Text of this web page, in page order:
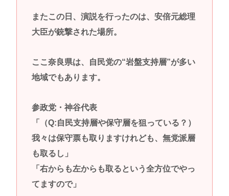
またこの日、演説を行ったのは、安倍元総理
大臣が銃撃された場所。
ここ奈良県は、自民党の“岩盤支持層”が多い
地域でもあります。
参政党・神谷代表
「（Q:自民支持層や保守層を狙っている？）
我々は保守票も取りますけれども、無党派層
も取るし」
「右からも左からも取るという全方位でやっ
てますので」